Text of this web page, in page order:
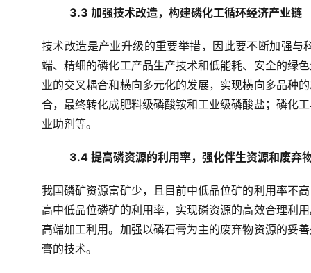
3.3 加强技术改造，构建磷化工循环经济产业链
技术改造是产业升级的重要举措，因此要不断加强
端、精细的磷化工产品生产技术和低能耗、安全的绿
业的交叉耦合和横向多元化的发展，实现横向多品种
合，最终转化成肥料级磷酸铵和工业级磷酸盐；磷化
业助剂等。
3.4 提高磷资源的利用率，强化伴生资源和废弃
我国磷矿资源富矿少，且目前中低品位矿的利用率不
高中低品位磷矿的利用率，实现磷资源的高效合理利
高端加工利用。加强以磷石膏为主的废弃物资源的妥
膏的技术。